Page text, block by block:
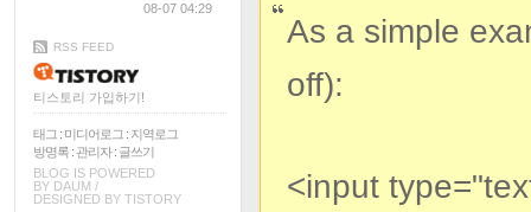
08-07 04:29
RSS FEED
티스토리 가입하기!
태그 : 미디어로그 : 지역로그
방명록 : 관리자: 글쓰기
BLOG IS POWERED
BY DAUM /
DESIGNED BY TISTORY
As a simple
off):
<input